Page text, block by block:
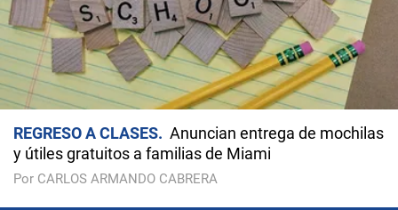
REGRESO A CLASES
Anuncian entrega de mochilas
y útiles gratuitos a familias de Miami
Por CARLOS ARMANDO CABRERA